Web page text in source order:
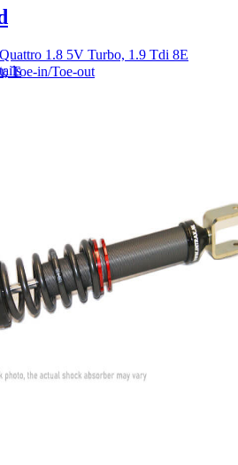
Toe-in/Toe-out
1.8 5V Turbo, 1.9 Tdi 8E